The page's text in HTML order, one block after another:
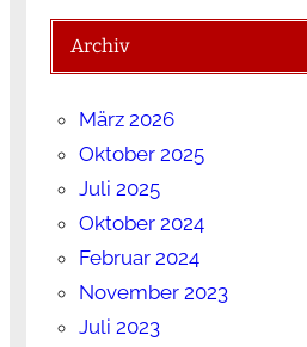
Archiv
März 2026
Oktober 2025
Juli 2025
Oktober 2024
Februar 2024
November 2023
Juli 2023